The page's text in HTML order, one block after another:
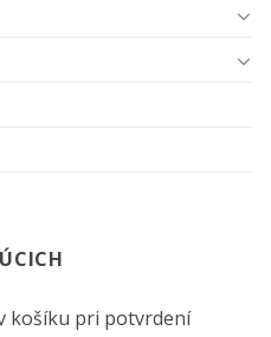
košíku pri potvrdení